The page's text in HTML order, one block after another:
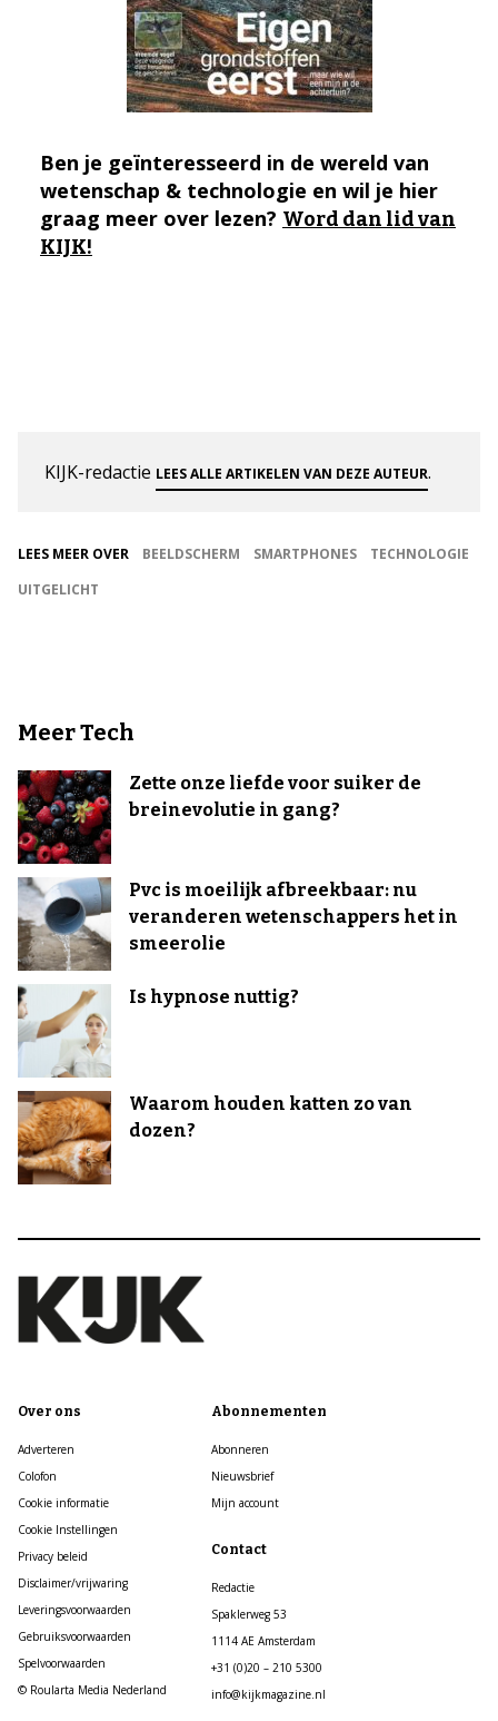
Ben je geïnteresseerd in de wereld van
wetenschap & technologie en wil je hier
graag meer over lezen? Word dan lid van
KIJK!
KIJK-redactie LEES ALLE ARTIKELEN VAN DEZE AUTEUR.
LEES MEER OVER BEELDSCHERM SMARTPHONES
TECHNOLOGIE
UITGELICHT
Meer Tech
Zette onze liefde voor suiker de
breinevolutie in gang?
Pvc is moeilijk afbreekbaar: nu
veranderen wetenschappers het in
smeerolie
Is hypnose nuttig?
Waarom houden katten zo van
dozen?
Over ons
Adverteren
Colofon
Cookie informatie
Cookie Instellingen
Privacy beleid
Disclaimer/vrijwaring
Leveringsvoorwaarden
Gebruiksvoorwaarden
Spelvoorwaarden
© Roularta Media Nederland
Abonnementen
Abonneren
Nieuwsbrief
Mijn account
Contact
Redactie
Spaklerweg 53
1114 AE Amsterdam
+31 (0)20 – 210 5300
info@kijkmagazine.nl